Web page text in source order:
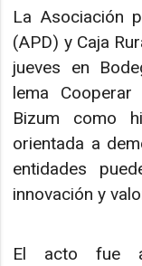
La Asociación
(APD) y Caja
jueves en
lema
Bizum como
orientada a
entidades
innovación y
El acto fue